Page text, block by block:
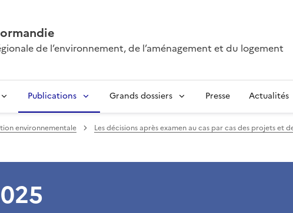
de l’environnement, de l’aménagement et du logement
Publications Grands dossiers Presse Actualités
environnementale Les décisions après examen au cas par cas des projets et